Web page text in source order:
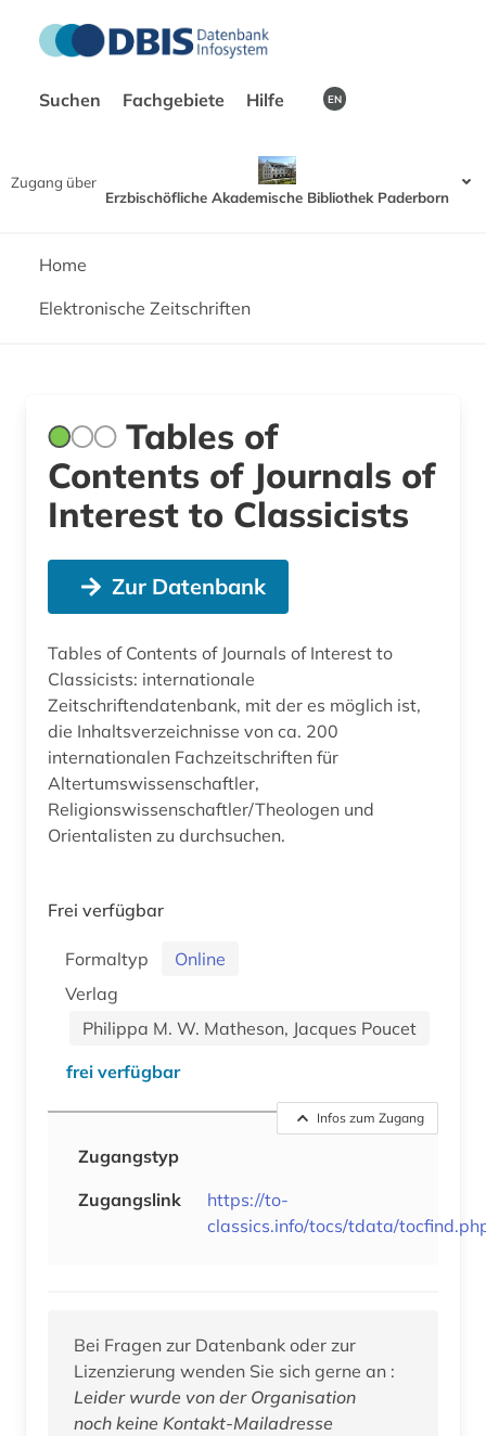
Suchen Fachgebiete Hilfe EN
Zugang über
Erzbischöfliche Akademische Bibliothek Paderborn
Home
Elektronische Zeitschriften
Tables of
Contents of Journals of
Interest to Classicists
Zur Datenbank
Tables of Contents of Journals of Interest to
Classicists: internationale
Zeitschriftendatenbank, mit der es möglich ist,
die Inhaltsverzeichnisse von ca. 200
internationalen Fachzeitschriften für
Altertumswissenschaftler,
Religionswissenschaftler/Theologen und
Orientalisten zu durchsuchen.
Frei verfügbar
Formaltyp
Online
Verlag
Philippa M. W. Matheson, Jacques Poucet
frei verfügbar
Infos zum Zugang
Zugangstyp
Zugangslink
https://to-
classics.info/tocs/tdata/
Bei Fragen zur Datenbank oder zur
Lizenzierung wenden Sie sich gerne an :
Leider wurde von der Organisation
noch keine Kontakt-Mailadresse